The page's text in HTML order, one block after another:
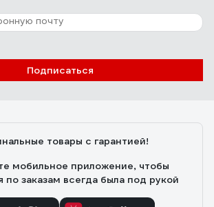
Подписаться
товары с гарантией!
мобильное приложение, чтобы
по заказам всегда была под рукой